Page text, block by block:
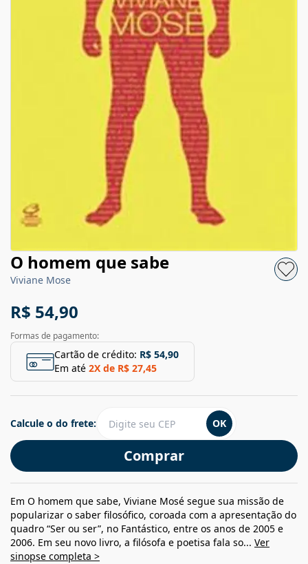
O homem que sabe
Viviane Mose
R$ 54,90
Formas de pagamento:
Cartão de crédito: R$ 54,90
Em até 2X de R$ 27,45
Comprar
Calcule o do frete: OK
Em O homem que sabe, Viviane Mosé segue sua missão de
popularizar o saber filosófico, coroada com a apresentação do
quadro “Ser ou ser”, no Fantástico, entre os anos de 2005 e
2006. Em seu novo livro, a filósofa e poetisa fala so... Ver
sinopse completa >